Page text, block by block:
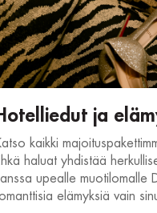
ja
kaikki
haluat yhdistää
upealle muotilomalle
elämyksiä vain